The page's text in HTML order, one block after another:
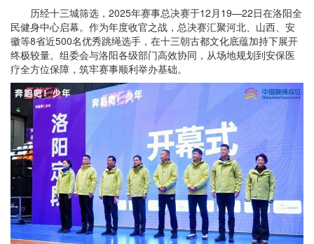
历经十三城筛选，2025年赛事总决赛于12月19—22日在洛阳全
民健身中心启幕。作为年度收官之战，总决赛汇聚河北、山西、安
徽等8省近500名优秀跳绳选手，在十三朝古都文化底蕴加持下展开
终极较量。组委会与洛阳各级部门高效协同，从场地规划到安保医
疗全方位保障，筑牢赛事顺利举办基础。